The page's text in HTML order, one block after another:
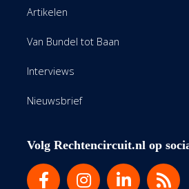
Artikelen
Van Bundel tot Baan
Interviews
Nieuwsbrief
Volg Rechtencircuit.nl op